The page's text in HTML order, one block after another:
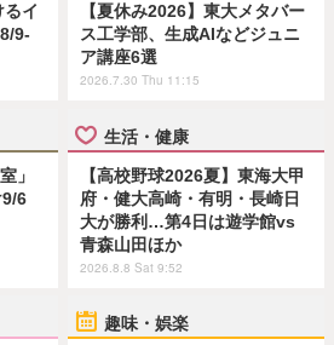
るイ
9-
【夏休み2026】東大メタバー
ス工学部、生成AIなどジュニ
ア講座6選
2026.7.30 Thu 11:15
」
6
生活・健康
【高校野球2026夏】東海大甲
府・健大高崎・有明・長崎日
大が勝利…第4日は遊学館vs
青森山田ほか
2026.8.8 Sat 9:52
趣味・娯楽